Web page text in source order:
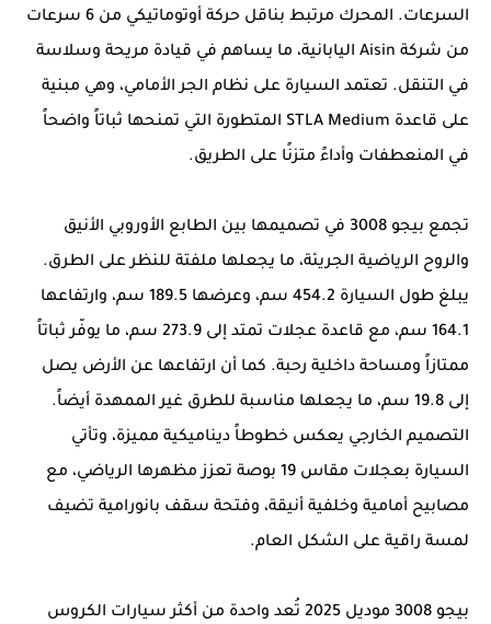
السرعات. المحرك مرتبط بناقل حركة أوتوماتيكي من 6 سرعات
من شركة Aisin اليابانية، ما يساهم في قيادة مريحة وسلاسة
في التنقل. تعتمد السيارة على نظام الجر الأمامي، وهي مبنية
على قاعدة STLA Medium المتطورة التي تمنحها ثباتاً واضحاً
في المنعطفات وأداءً متزنًا على الطريق.
تجمع بيجو 3008 في تصميمها بين الطابع الأوروبي الأنيق
والروح الرياضية الجريئة، ما يجعلها ملفتة للنظر على الطرق.
يبلغ طول السيارة 454.2 سم، وعرضها 189.5 سم، وارتفاعها
164.1 سم، مع قاعدة عجلات تمتد إلى 273.9 سم، ما يوفّر ثباتاً
ممتازاً ومساحة داخلية رحبة. كما أن ارتفاعها عن الأرض يصل
إلى 19.8 سم، ما يجعلها مناسبة للطرق غير الممهدة أيضاً.
التصميم الخارجي يعكس خطوطاً ديناميكية مميزة، وتأتي
السيارة بعجلات مقاس 19 بوصة تعزز مظهرها الرياضي، مع
مصابيح أمامية وخلفية أنيقة، وفتحة سقف بانورامية تضيف
لمسة راقية على الشكل العام.
بيجو 3008 موديل 2025 تُعد واحدة من أكثر سيارات الكروس